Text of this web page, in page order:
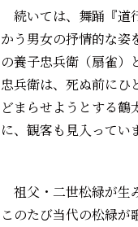
続いては、舞踊『道
かう男女の抒情的な姿
の養子忠兵衛（扇雀）
忠兵衛は、死ぬ前にひ
どまらせようとする鶴
に、観客も見入ってい
祖父・二世松緑が生
このたび当代の松緑